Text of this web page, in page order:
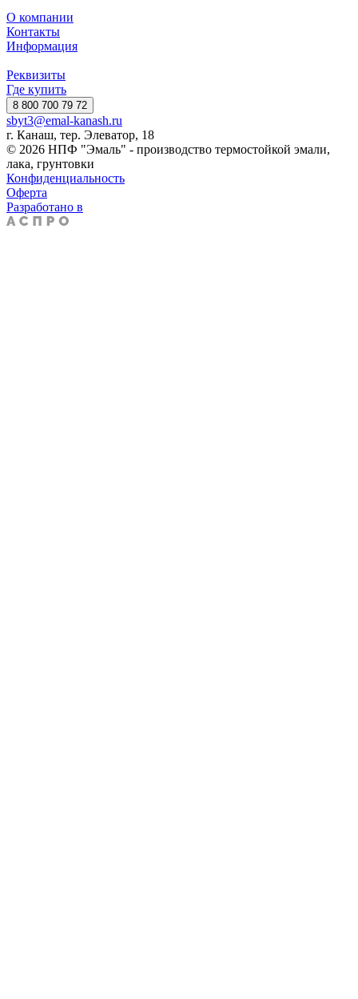
О компании
Контакты
Информация
Реквизиты
Где купить
8 800 700 79 72
sbyt3@emal-kanash.ru
г. Канаш, тер. Элеватор, 18
© 2026 НПФ "Эмаль" - производство термостойкой эмали,
лака, грунтовки
Конфиденциальность
Оферта
Разработано в